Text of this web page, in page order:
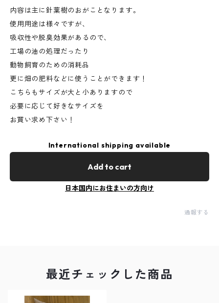
内容は主に針葉樹のおがことなります。
使用用途は様々ですが、
吸収性や脱臭効果があるので、
工場の油の処理だったり
動物飼育のための消耗品
更に畑の肥料などに使うことができます！
こちらもサイズが大と小ありますので
必要に応じて好きなサイズを
お買い求め下さい！
International shipping available
Add to cart
日本国内にお住まいの方向け
通報する
最近チェックした商品